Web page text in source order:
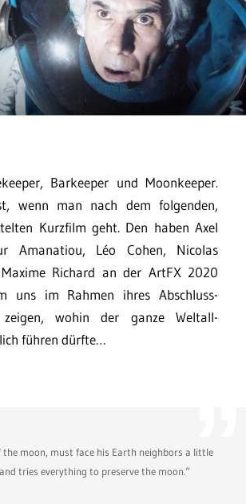
Barkeeper und Moonkeeper.
wenn man nach dem folgenden,
Kurzfilm geht. Den haben Axel
Amanatiou, Léo Cohen, Nicolas
Richard an der ArtFX 2020
uns im Rahmen ihres Abschluss-
wohin der ganze Weltall-
führen dürfte…
the moon, must face his Earth neighbors a little
tries everything to preserve the moon.“